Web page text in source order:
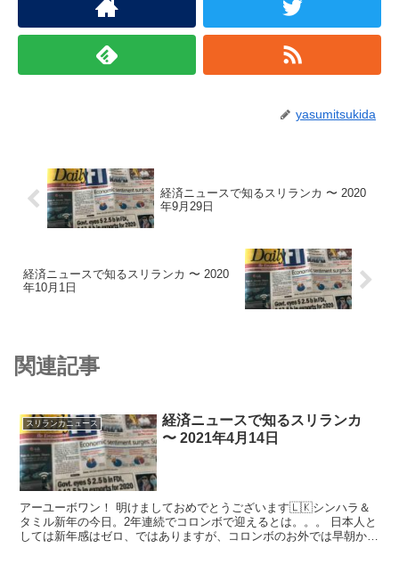
yasumitsukida
経済ニュースで知るスリランカ 〜 2020
年9月29日
経済ニュースで知るスリランカ 〜 2020
年10月1日
関連記事
スリランカニュース
経済ニュースで知るスリランカ
〜 2021年4月14日
アーユーボワン！ 明けましておめでとうございます🇱🇰シンハラ＆
タミル新年の今日。2年連続でコロンボで迎えるとは。。。 日本人と
しては新年感はゼロ、ではありますが、コロンボのお外では早朝から